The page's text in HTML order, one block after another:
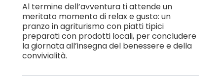
Al termine dell’avventura ti attende un
meritato momento di relax e gusto: un
pranzo in agriturismo con piatti tipici
preparati con prodotti locali, per concludere
la giornata all’insegna del benessere e della
convivialità.